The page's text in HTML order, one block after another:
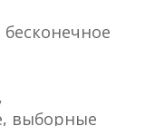
выборные